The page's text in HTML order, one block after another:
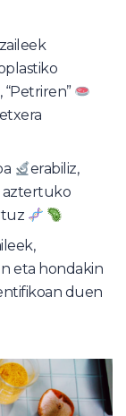
erabiliz,
aztertuko
eta hondakin
duen